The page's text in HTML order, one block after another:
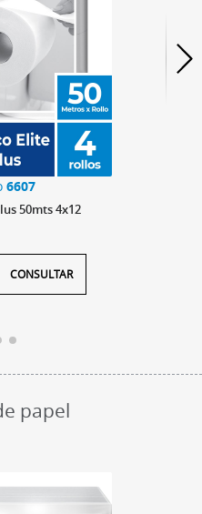
6607
50mts 4x12
CONSULTAR
papel